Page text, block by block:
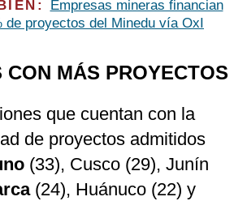
Empresas mineras financian
de proyectos del Minedu vía OxI
CON MÁS PROYECTOS
que cuentan con la
de proyectos admitidos
(33), Cusco (29), Junín
(24), Huánuco (22) y